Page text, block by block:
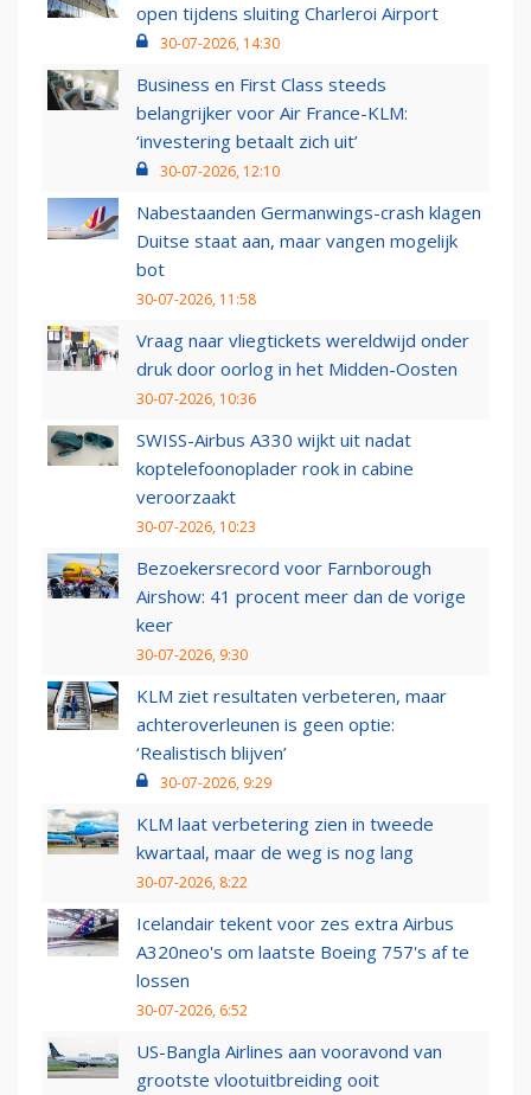
open tijdens sluiting Charleroi Airport
30-07-2026, 14:30
Business en First Class steeds
belangrijker voor Air France-KLM:
‘investering betaalt zich uit’
30-07-2026, 12:10
Nabestaanden Germanwings-crash klagen
Duitse staat aan, maar vangen mogelijk
bot
30-07-2026, 11:58
Vraag naar vliegtickets wereldwijd onder
druk door oorlog in het Midden-Oosten
30-07-2026, 10:36
SWISS-Airbus A330 wijkt uit nadat
koptelefoonoplader rook in cabine
veroorzaakt
30-07-2026, 10:23
Bezoekersrecord voor Farnborough
Airshow: 41 procent meer dan de vorige
keer
30-07-2026, 9:30
KLM ziet resultaten verbeteren, maar
achteroverleunen is geen optie:
‘Realistisch blijven’
30-07-2026, 9:29
KLM laat verbetering zien in tweede
kwartaal, maar de weg is nog lang
30-07-2026, 8:22
Icelandair tekent voor zes extra Airbus
A320neo's om laatste Boeing 757's af te
lossen
30-07-2026, 6:52
US-Bangla Airlines aan vooravond van
grootste vlootuitbreiding ooit